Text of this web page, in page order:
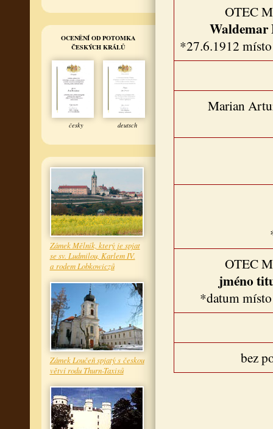
OCENĚNÍ OD POTOMKA
ČESKÝCH KRÁLŮ
česky deutsch
Zámek Mělník, který je spjat
se sv. Ludmilou, Karlem IV.
a rodem Lobkowiczů
Zámek Loučeň spjatý s českou
větví rodu Thurn-Taxisů
OTEC
Waldemar
*27.6.1912
Marian
OTEC
jméno
*datum
bez